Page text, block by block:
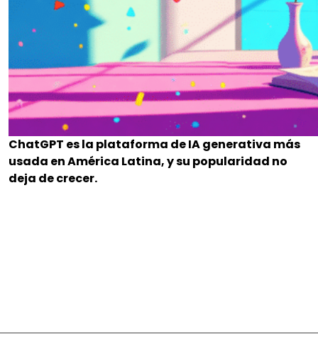
ChatGPT es la plataforma de IA generativa más
usada en América Latina, y su popularidad no
deja de crecer.